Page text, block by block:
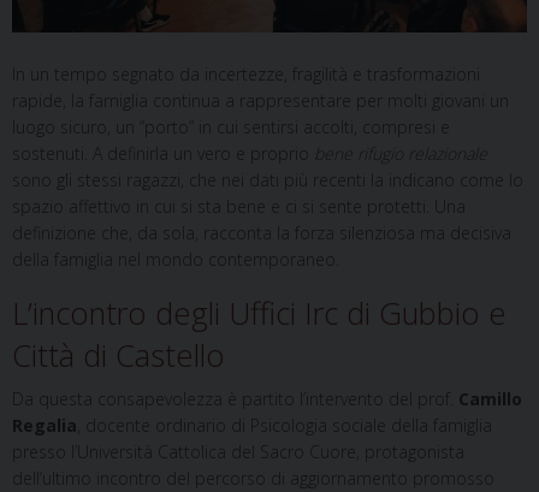
In un tempo segnato da incertezze, fragilità e trasformazioni
rapide, la famiglia continua a rappresentare per molti giovani un
luogo sicuro, un “porto” in cui sentirsi accolti, compresi e
sostenuti. A definirla un vero e proprio
bene rifugio relazionale
sono gli stessi ragazzi, che nei dati più recenti la indicano come lo
spazio affettivo in cui si sta bene e ci si sente protetti. Una
definizione che, da sola, racconta la forza silenziosa ma decisiva
della famiglia nel mondo contemporaneo.
L’incontro degli Uffici Irc di Gubbio e
Città di Castello
Da questa consapevolezza è partito l’intervento del prof. Camillo
Regalia , docente ordinario di Psicologia sociale della famiglia
presso l’Università Cattolica del Sacro Cuore, protagonista
dell’ultimo incontro del percorso di aggiornamento promosso